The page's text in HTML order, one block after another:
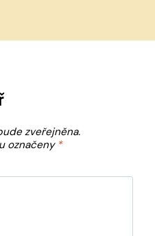
zveřejněna.
označeny *